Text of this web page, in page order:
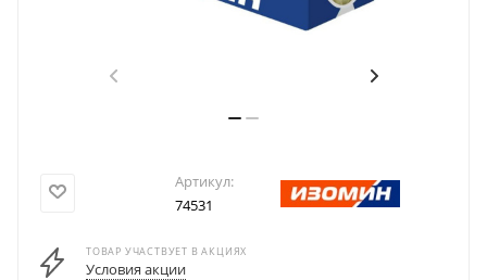
Артикул:
74531
ТОВАР УЧАСТВУЕТ В АКЦИЯХ
Условия акции